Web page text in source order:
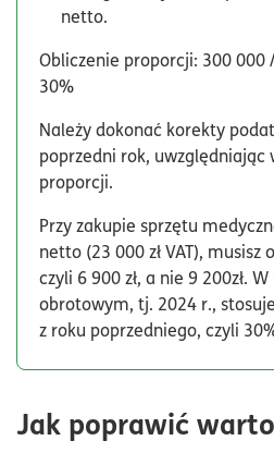
netto.
Obliczenie proporcji: 300 000
30%
Należy dokonać korekty
poprzedni rok, uwzględniając
proporcji.
Przy zakupie sprzętu
netto (23 000 zł VAT), musisz
czyli 6 900 zł, a nie 9 200zł.
obrotowym, tj. 2024 r.,
z roku poprzedniego, czyli
Jak poprawić